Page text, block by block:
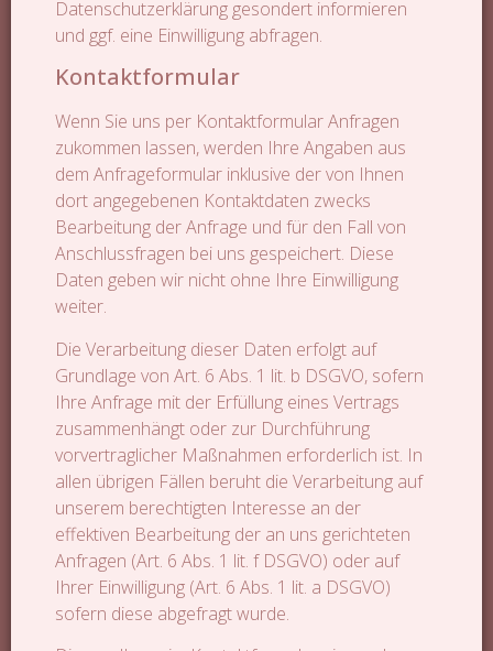
Datenschutzerklärung gesondert informieren
und ggf. eine Einwilligung abfragen.
Kontaktformular
Wenn Sie uns per Kontaktformular Anfragen
zukommen lassen, werden Ihre Angaben aus
dem Anfrageformular inklusive der von Ihnen
dort angegebenen Kontaktdaten zwecks
Bearbeitung der Anfrage und für den Fall von
Anschlussfragen bei uns gespeichert. Diese
Daten geben wir nicht ohne Ihre Einwilligung
weiter.
Die Verarbeitung dieser Daten erfolgt auf
Grundlage von Art. 6 Abs. 1 lit. b DSGVO, sofern
Ihre Anfrage mit der Erfüllung eines Vertrags
zusammenhängt oder zur Durchführung
vorvertraglicher Maßnahmen erforderlich ist. In
allen übrigen Fällen beruht die Verarbeitung auf
unserem berechtigten Interesse an der
effektiven Bearbeitung der an uns gerichteten
Anfragen (Art. 6 Abs. 1 lit. f DSGVO) oder auf
Ihrer Einwilligung (Art. 6 Abs. 1 lit. a DSGVO)
sofern diese abgefragt wurde.